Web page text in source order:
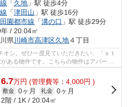
「久地 」駅 徒歩4分
「津田山 」駅 徒歩16分
園都市線 「溝の口 」駅 徒歩29分
/ 20.04㎡
県 川崎市高津区久地４丁目
オシ。ぜひ一度見ていただきたい、「ｓｔ
ある物件です。こちらの物件はアパート
のこと...
6.7万円 (管理費等：4,000円 )
敷金 0ヶ月 礼金 0ヶ月
2階 / 1K / 20.04㎡